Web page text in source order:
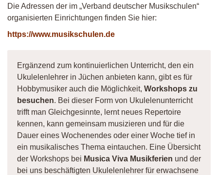
Die Adressen der im „Verband deutscher Musikschulen“
organisierten Einrichtungen finden Sie hier:
https://www.musikschulen.de
Ergänzend zum kontinuierlichen Unterricht, den ein
Ukulelenlehrer in Jüchen anbieten kann, gibt es für
Hobbymusiker auch die Möglichkeit, Workshops zu
besuchen. Bei dieser Form von Ukulelenunterricht
trifft man Gleichgesinnte, lernt neues Repertoire
kennen, kann gemeinsam musizieren und für die
Dauer eines Wochenendes oder einer Woche tief in
ein musikalisches Thema eintauchen. Eine Übersicht
der Workshops bei Musica Viva Musikferien und der
bei uns beschäftigten Ukulelenlehrer für erwachsene